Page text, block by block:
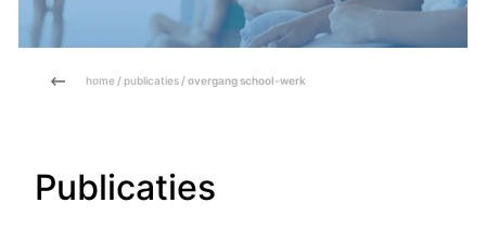
home / publicaties / overgang school-werk
Publicaties